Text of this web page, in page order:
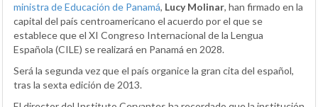
ministra de Educación de Panamá, Lucy Molinar, han firmado en la
capital del país centroamericano el acuerdo por el que se
establece que el XI Congreso Internacional de la Lengua
Española (CILE) se realizará en Panamá en 2028.
Será la segunda vez que el país organice la gran cita del español,
tras la sexta edición de 2013.